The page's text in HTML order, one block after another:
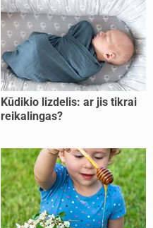
Kūdikio lizdelis: ar jis tikrai
reikalingas?